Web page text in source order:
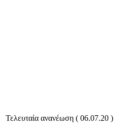
Τελευταία ανανέωση ( 06.07.20 )